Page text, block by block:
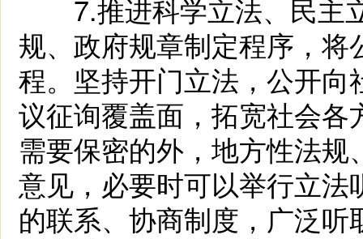
7.推进科学立法、民主
规、政府规章制定程序，
程。坚持开门立法，公开
议征询覆盖面，拓宽社会
需要保密的外，地方性法
意见，必要时可以举行立
的联系、协商制度，广泛